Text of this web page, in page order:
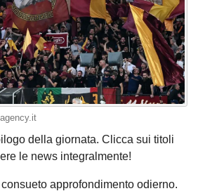
della giornata. Clicca sui titoli
le news integralmente!
approfondimento odierno.